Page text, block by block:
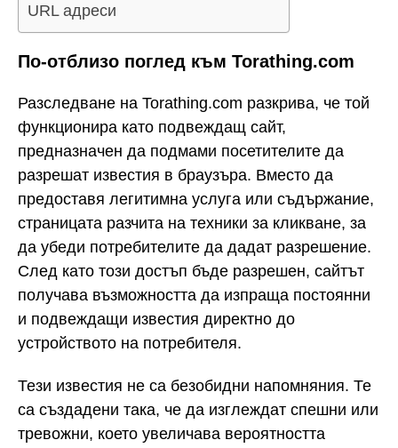
URL адреси
По-отблизо поглед към Torathing.com
Разследване на Torathing.com разкрива, че той
функционира като подвеждащ сайт,
предназначен да подмами посетителите да
разрешат известия в браузъра. Вместо да
предоставя легитимна услуга или съдържание,
страницата разчита на техники за кликване, за
да убеди потребителите да дадат разрешение.
След като този достъп бъде разрешен, сайтът
получава възможността да изпраща постоянни
и подвеждащи известия директно до
устройството на потребителя.
Тези известия не са безобидни напомняния. Те
са създадени така, че да изглеждат спешни или
тревожни, което увеличава вероятността